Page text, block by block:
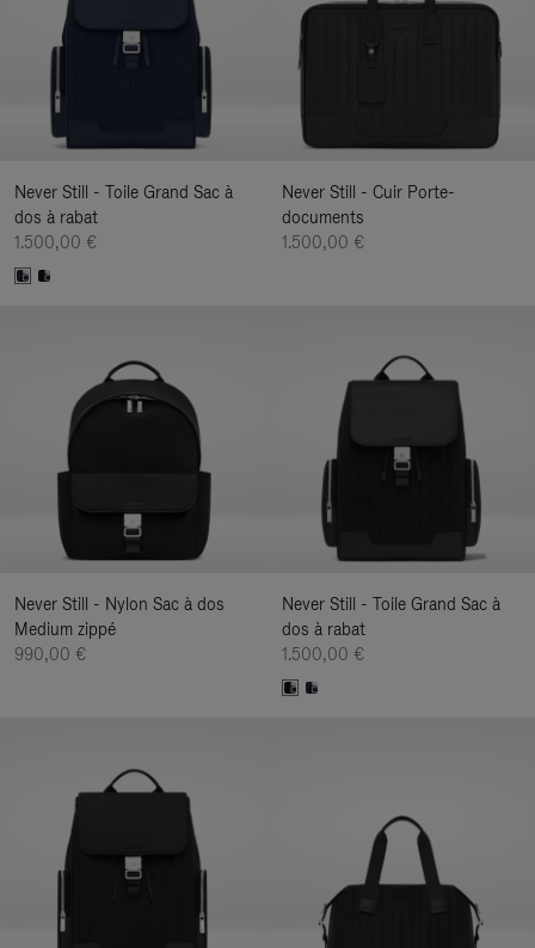
Never Still - Toile Grand Sac à
dos à rabat
1.500,00 €
Never Still - Cuir Porte-
documents
1.500,00 €
Never Still - Nylon Sac à dos
Medium zippé
990,00 €
Never Still - Toile Grand Sac à
dos à rabat
1.500,00 €